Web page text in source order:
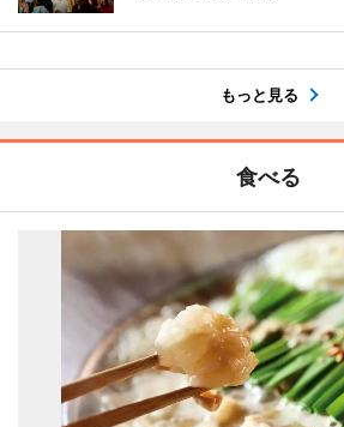
もっと見る
食べる